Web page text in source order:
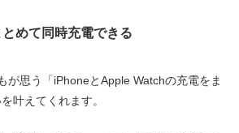
めて同時充電できる
が思う「iPhoneとApple Watchの充電をま
叶えてくれます。